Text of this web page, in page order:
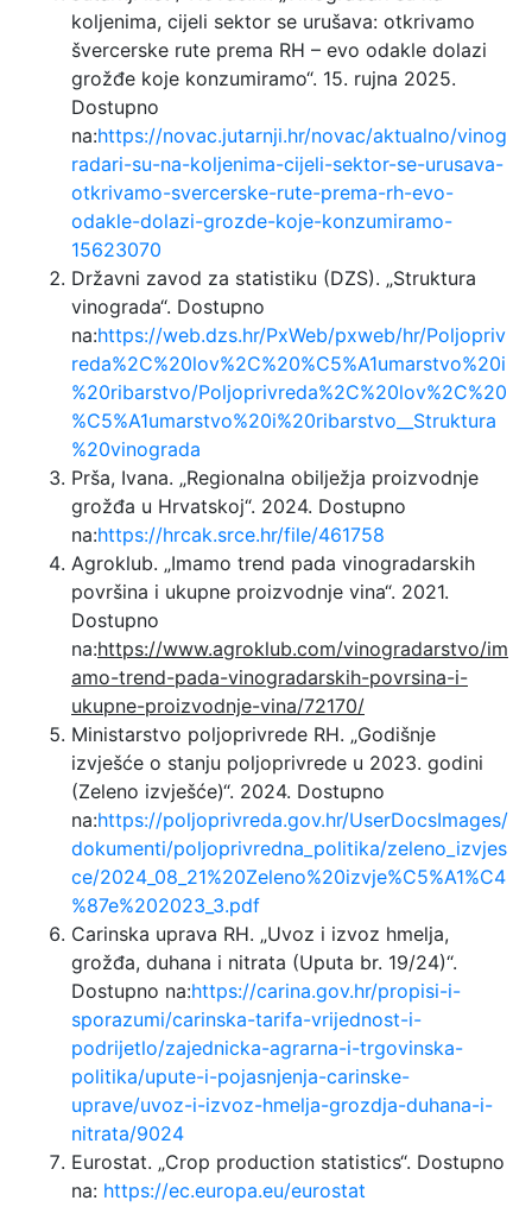
koljenima, cijeli sektor se urušava: otkrivamo
švercerske rute prema RH – evo odakle dolazi
grožđe koje konzumiramo“. 15. rujna 2025.
Dostupno
na:https://novac.jutarnji.hr/novac/aktualno/vinog
radari-su-na-koljenima-cijeli-sektor-se-urusava-
otkrivamo-svercerske-rute-prema-rh-evo-
odakle-dolazi-grozde-koje-konzumiramo-
15623070
Državni zavod za statistiku (DZS). „Struktura
vinograda“. Dostupno
na:https://web.dzs.hr/PxWeb/pxweb/hr/Poljopriv
reda%2C%20lov%2C%20%C5%A1umarstvo%20i
%20ribarstvo/Poljoprivreda%2C%20lov%2C%20
%C5%A1umarstvo%20i%20ribarstvo__Struktura
%20vinograda
Prša, Ivana. „Regionalna obilježja proizvodnje
grožđa u Hrvatskoj“. 2024. Dostupno
na:https://hrcak.srce.hr/file/461758
Agroklub. „Imamo trend pada vinogradarskih
površina i ukupne proizvodnje vina“. 2021.
Dostupno
na:https://www.agroklub.com/vinogradarstvo/im
amo-trend-pada-vinogradarskih-povrsina-i-
ukupne-proizvodnje-vina/72170/
Ministarstvo poljoprivrede RH. „Godišnje
izvješće o stanju poljoprivrede u 2023. godini
(Zeleno izvješće)“. 2024. Dostupno
na:https://poljoprivreda.gov.hr/UserDocsImages/
dokumenti/poljoprivredna_politika/zeleno_izvjes
ce/2024_08_21%20Zeleno%20izvje%C5%A1%C4
%87e%202023_3.pdf
Carinska uprava RH. „Uvoz i izvoz hmelja,
grožđa, duhana i nitrata (Uputa br. 19/24)“.
Dostupno na:https://carina.gov.hr/propisi-i-
sporazumi/carinska-tarifa-vrijednost-i-
podrijetlo/zajednicka-agrarna-i-trgovinska-
politika/upute-i-pojasnjenja-carinske-
uprave/uvoz-i-izvoz-hmelja-grozdja-duhana-i-
nitrata/9024
Eurostat. „Crop production statistics“. Dostupno
na: https://ec.europa.eu/eurostat